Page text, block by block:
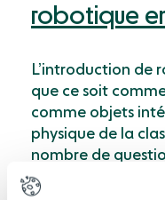
robotique
L’introduction de
que ce soit
comme objets
physique de la
nombre de